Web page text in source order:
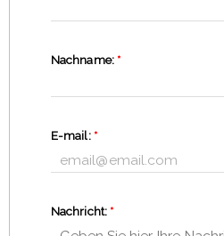
Nachname: *
E-mail: *
Nachricht: *